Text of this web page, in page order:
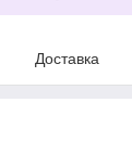
Доставка